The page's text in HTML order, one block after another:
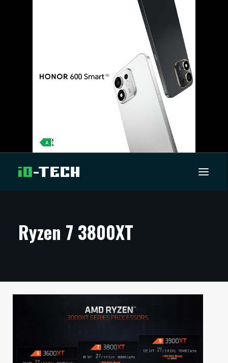
ARTIKKELIT
TECHBBS
Ryzen 7 3800XT